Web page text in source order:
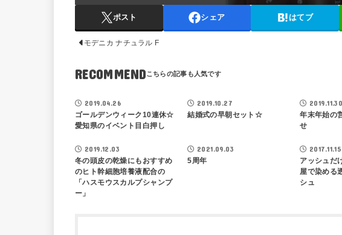
ポスト シェア はてブ
モデニカ ナチュラル F
RECOMMEND
2019.04.26
ゴールデンウィーク10連休☆
愛知県のイベント目白押し
2019.10.27
結婚式の早朝セット☆
2019.11.30
年末年始の
せ
2019.12.03
冬の頭皮の乾燥にもおすすめ
のヒト幹細胞培養液配合の
「ハスモウスカルプシャンプ
ー」
2021.09.03
5周年
2017.11.15
アッシュだ
屋で染める
シュ